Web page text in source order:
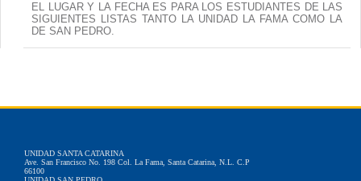
EL LUGAR Y LA FECHA ES PARA LOS ESTUDIANTES DE LAS
SIGUIENTES LISTAS TANTO LA UNIDAD LA FAMA COMO LA
DE SAN PEDRO.
UNIDAD SANTA CATARINA
Ave. San Francisco No. 198 Col. La Fama, Santa Catarina, N.L. C.P
66100